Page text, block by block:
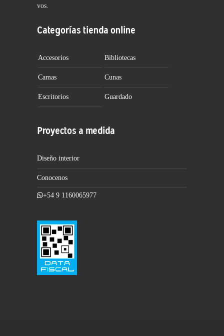
vos.
Categorías tienda online
Accesorios Bibliotecas
Camas Cunas
Escritorios Guardado
Proyectos a medida
Diseño interior
Conocenos
+54 9 1160065977